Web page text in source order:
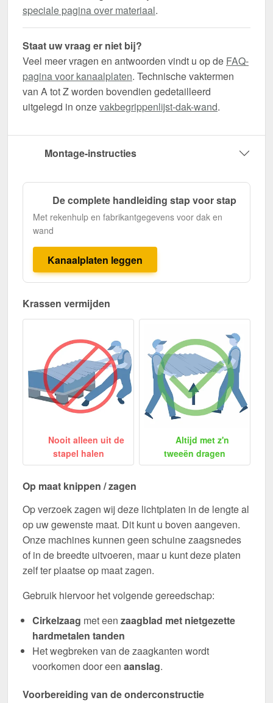
speciale pagina over materiaal.
Staat uw vraag er niet bij?
Veel meer vragen en antwoorden vindt u op de FAQ-
pagina voor kanaalplaten. Technische vaktermen
van A tot Z worden bovendien gedetailleerd
uitgelegd in onzevakbegrippenlijst-dak-wand.
Montage-instructies
De complete handleiding stap voor stap
Met rekenhulp en fabrikantgegevens voor dak en
wand
Kanaalplaten leggen
Krassen vermijden
Nooit alleen uit de
stapel halen
Altijd met z'n
tweeën dragen
Op maat knippen / zagen
Op verzoek zagen wij deze lichtplaten in de lengte al
op uw gewenste maat. Dit kunt u boven aangeven.
Onze machines kunnen geen schuine zaagsnedes
of in de breedte uitvoeren, maar u kunt deze platen
zelf ter plaatse op maat zagen.
Gebruik hiervoor het volgende gereedschap:
Cirkelzaag met een zaagblad met nietgezette
hardmetalen tanden
Het wegbreken van de zaagkanten wordt
voorkomen door een aanslag.
Voorbereiding van de onderconstructie